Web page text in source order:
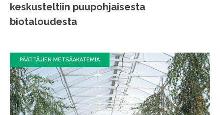
keskusteltiin puupohjaisesta
biotaloudesta
PÄÄTTÄJIEN METSÄAKATEMIA